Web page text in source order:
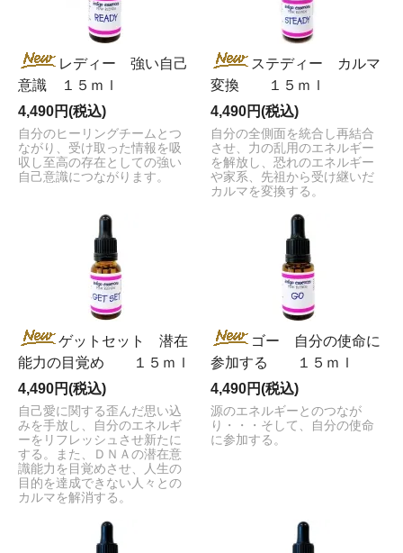
レディー 強い自己
意識 １５ｍｌ
4,490円(税込)
自分のヒーリングチームとつ
ながり、受け取った情報を吸
収し至高の存在としての強い
自己意識につながります。
ステディー カルマ
変換 １５ｍｌ
4,490円(税込)
自分の全側面を統合し再結合
させ、力の乱用のエネルギー
を解放し、恐れのエネルギー
や家系、先祖から受け継いだ
カルマを変換する。
ゲットセット 潜在
能力の目覚め １５ｍｌ
4,490円(税込)
自己愛に関する歪んだ思い込
みを手放し、自分のエネルギ
ーをリフレッシュさせ新たに
する。また、ＤＮＡの潜在意
識能力を目覚めさせ、人生の
目的を達成できない人々との
カルマを解消する。
ゴー 自分の使命に
参加する １５ｍｌ
4,490円(税込)
源のエネルギーとのつなが
り・・・そして、自分の使命
に参加する。